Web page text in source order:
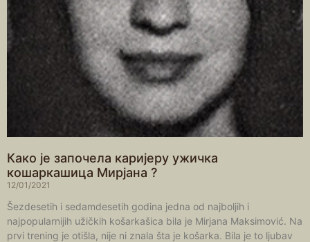
Како је започела каријеру ужичка
кошаркашица Мирјана ?
12/01/2021
Šezdesetih i sedamdesetih godina jedna od najboljih i
najpopularnijih užičkih košarkašica bila je Mirjana Maksimović. Na
prvi trening je otišla, nije ni znala šta je košarka. Bila je to ljubav